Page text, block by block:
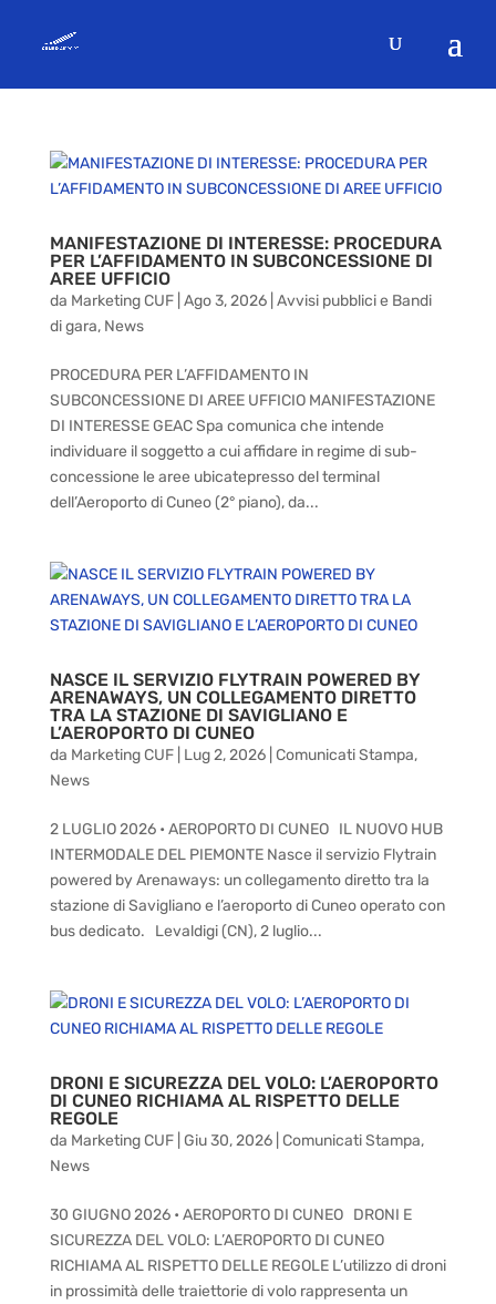
MANIFESTAZIONE DI INTERESSE: PROCEDURA
PER L’AFFIDAMENTO IN SUBCONCESSIONE DI
AREE UFFICIO
da Marketing CUF| Ago 3, 2026| Avvisi pubblici e Bandi
di gara, News
PROCEDURA PER L’AFFIDAMENTO IN
SUBCONCESSIONE DI AREE UFFICIO MANIFESTAZIONE
DI INTERESSE GEAC Spa comunica che intende
individuare il soggetto a cui affidare in regime di sub-
concessione le aree ubicatepresso del terminal
dell’Aeroporto di Cuneo (2° piano), da...
NASCE IL SERVIZIO FLYTRAIN POWERED BY
ARENAWAYS, UN COLLEGAMENTO DIRETTO
TRA LA STAZIONE DI SAVIGLIANO E
L’AEROPORTO DI CUNEO
da Marketing CUF| Lug 2, 2026| Comunicati Stampa,
News
2 LUGLIO 2026 • AEROPORTO DI CUNEO IL NUOVO HUB
INTERMODALE DEL PIEMONTE Nasce il servizio Flytrain
powered by Arenaways: un collegamento diretto tra la
stazione di Savigliano e l’aeroporto di Cuneo operato con
bus dedicato. Levaldigi (CN), 2 luglio...
DRONI E SICUREZZA DEL VOLO: L’AEROPORTO
DI CUNEO RICHIAMA AL RISPETTO DELLE
REGOLE
da Marketing CUF| Giu 30, 2026| Comunicati Stampa,
News
30 GIUGNO 2026 • AEROPORTO DI CUNEO DRONI E
SICUREZZA DEL VOLO: L’AEROPORTO DI CUNEO
RICHIAMA AL RISPETTO DELLE REGOLE L’utilizzo di droni
in prossimità delle traiettorie di volo rappresenta un